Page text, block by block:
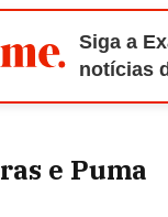
Siga a
notícias
e Puma